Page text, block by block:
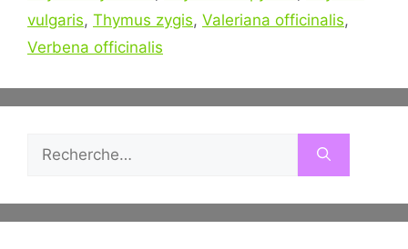
vulgaris, Thymus zygis, Valeriana officinalis,
Verbena officinalis